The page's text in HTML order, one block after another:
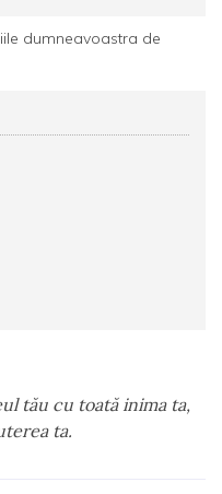
dumneavoastra de
tău cu toată inima ta,
ta.